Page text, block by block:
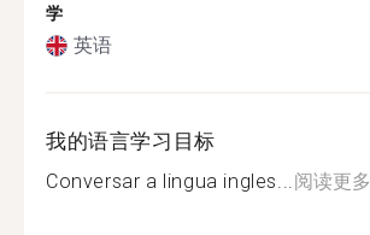
学
英语
我的语言学习目标
Conversar a lingua ingles...阅读更多